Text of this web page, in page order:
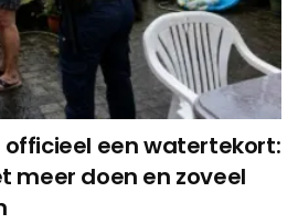
een watertekort:
meer doen en zoveel